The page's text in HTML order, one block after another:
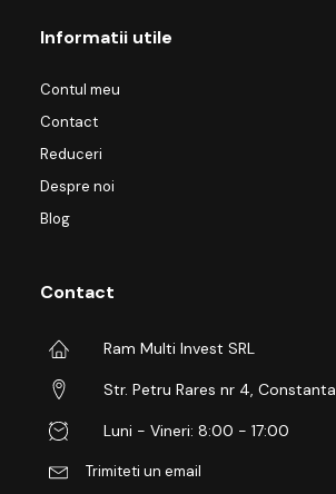
Informatii utile
Contul meu
Contact
Reduceri
Despre noi
Blog
Contact
Ram Multi Invest SRL
Str. Petru Rares nr 4, Constanta
Luni - Vineri: 8:00 - 17:00
Trimiteti un email